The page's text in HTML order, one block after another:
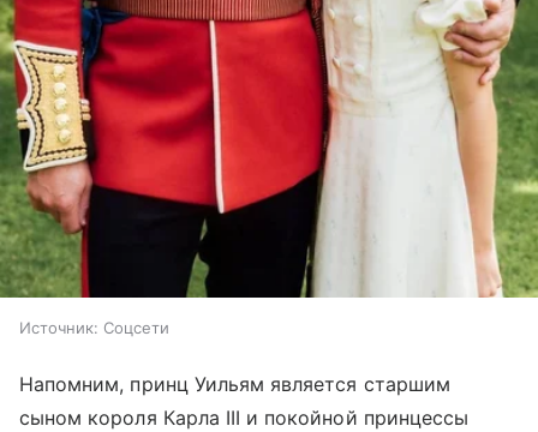
Источник: Соцсети
Напомним, принц Уильям является старшим
сыном короля Карла III и покойной принцессы